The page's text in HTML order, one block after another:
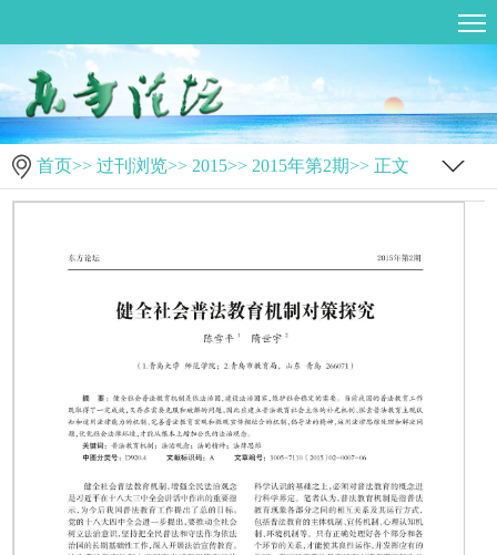
首页>> 过刊浏览>> 2015>> 2015年第2期>> 正文